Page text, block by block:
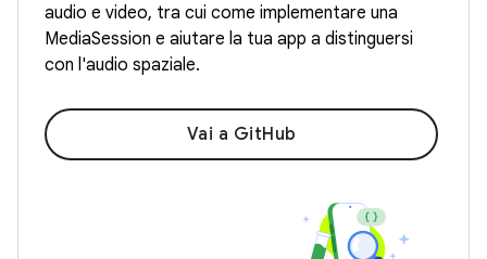
audio e video, tra cui come implementare una
MediaSession e aiutare la tua app a distinguersi
con l'audio spaziale.
Vai a GitHub